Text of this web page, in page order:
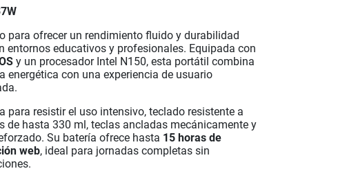
para ofrecer un rendimiento fluido y durabilidad
entornos educativos y profesionales. Equipada con
y un procesador Intel N150, esta portátil combina
energética con una experiencia de usuario
para resistir el uso intensivo, teclado resistente a
de hasta 330 ml, teclas ancladas mecánicamente y
Su batería ofrece hasta 15 horas de
web, ideal para jornadas completas sin